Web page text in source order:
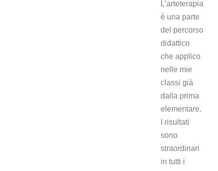
L’arteterapia
è una parte
del percorso
didattico
che applico
nelle mie
classi già
dalla prima
elementare.
I risultati
sono
straordinari
in tutti i